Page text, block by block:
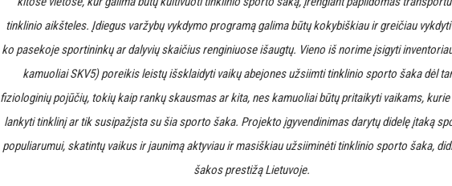
tinklinio aikšteles. Įdiegus varžybų vykdymo programą galima būtų kokybiškiau ir greičiau
ko pasekoje sportininkų ar dalyvių skaičius renginiuose išaugtų. Vieno iš norime įsigyti
kamuoliai SKV5) poreikis leistų išsklaidyti vaikų abejones užsiimti tinklinio sporto šaka dėl
fiziologinių pojūčių, tokių kaip rankų skausmas ar kita, nes kamuoliai būtų pritaikyti vaikams, kurie
lankyti tinklinį ar tik susipažįsta su šia sporto šaka. Projekto įgyvendinimas darytų didelę įtaką
populiarumui, skatintų vaikus ir jaunimą aktyviau ir masiškiau užsiiminėti tinklinio sporto šaka,
šakos prestižą Lietuvoje.